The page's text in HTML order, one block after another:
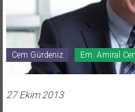
Cem Gürdeniz Em. Amiral
27 Ekim 2013